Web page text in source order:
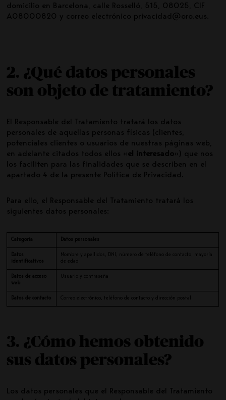
domicilio en Barcelona, calle Rosselló, 515, 08025, CIF
A08000820 y correo electrónico privacidad@oro.eus.
2. ¿Qué datos personales
son objeto de tratamiento?
El Responsable del Tratamiento tratará los datos
personales de aquellas personas físicas (clientes,
potenciales clientes o usuarios de nuestras páginas web,
en adelante citados todos ellos « el interesado») que nos
los faciliten para las finalidades que se describen en el
apartado 4 de la presente Política de Privacidad.
Para ello, el Responsable del Tratamiento tratará los
siguientes datos personales:
Categoría Datos personales
Datos
identificativos
Nombre y apellidos, DNI, número de teléfono de contacto, mayoría
de edad
Datos de acceso
web
Usuario y contraseña
Datos de contacto Correo electrónico, teléfono de contacto y dirección postal
3. ¿Cómo hemos obtenido
sus datos personales?
Los datos personales que el Responsable del Tratamiento